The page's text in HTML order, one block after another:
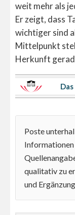
weit mehr als
Er zeigt, dass
wichtiger sind
Mittelpunkt
Herkunft
Poste
qualitativ zu
und